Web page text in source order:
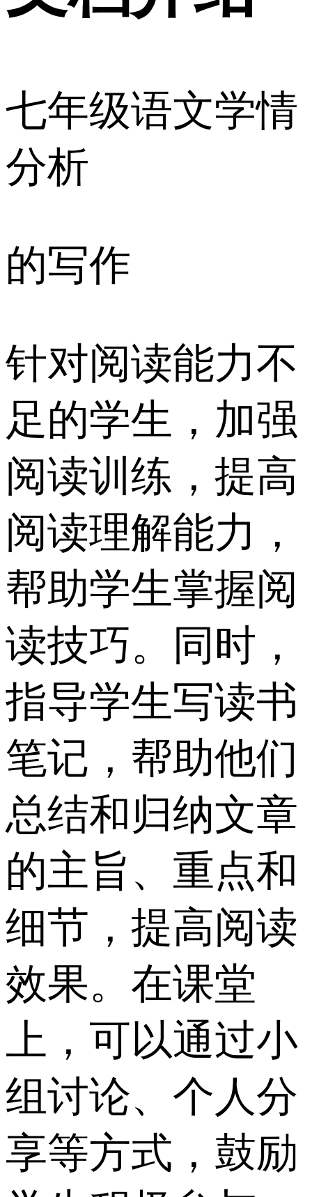
七年级语文学情
分析
的写作
针对阅读能力不
足的学生，加强
阅读训练，提高
阅读理解能力，
帮助学生掌握阅
读技巧。同时，
指导学生写读书
笔记，帮助他们
总结和归纳文章
的主旨、重点和
细节，提高阅读
效果。在课堂
上，可以通过小
组讨论、个人分
享等方式，鼓励